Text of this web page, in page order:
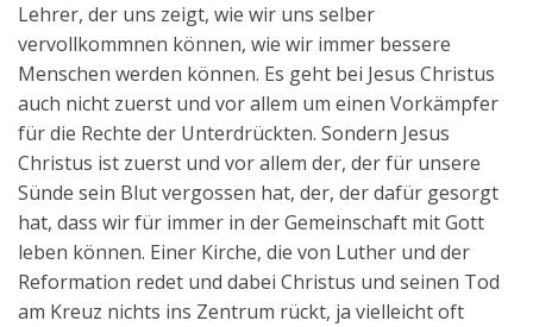
Lehrer, der uns zeigt, wie wir uns selber
vervollkommnen können, wie wir immer bessere
Menschen werden können. Es geht bei Jesus Christus
auch nicht zuerst und vor allem um einen Vorkämpfer
für die Rechte der Unterdrückten. Sondern Jesus
Christus ist zuerst und vor allem der, der für unsere
Sünde sein Blut vergossen hat, der, der dafür gesorgt
hat, dass wir für immer in der Gemeinschaft mit Gott
leben können. Einer Kirche, die von Luther und der
Reformation redet und dabei Christus und seinen Tod
am Kreuz nichts ins Zentrum rückt, ja vielleicht oft